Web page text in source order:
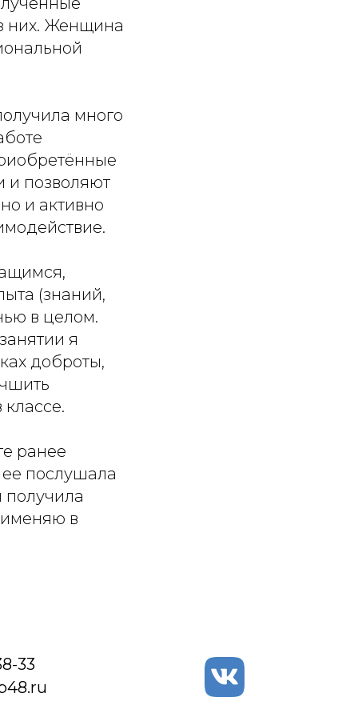
них. Женщина
много
позволяют
и активно
(знаний,
в целом.
я
доброты,
ранее
послушала
в
33